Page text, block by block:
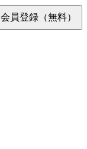
会員登録 （無料）